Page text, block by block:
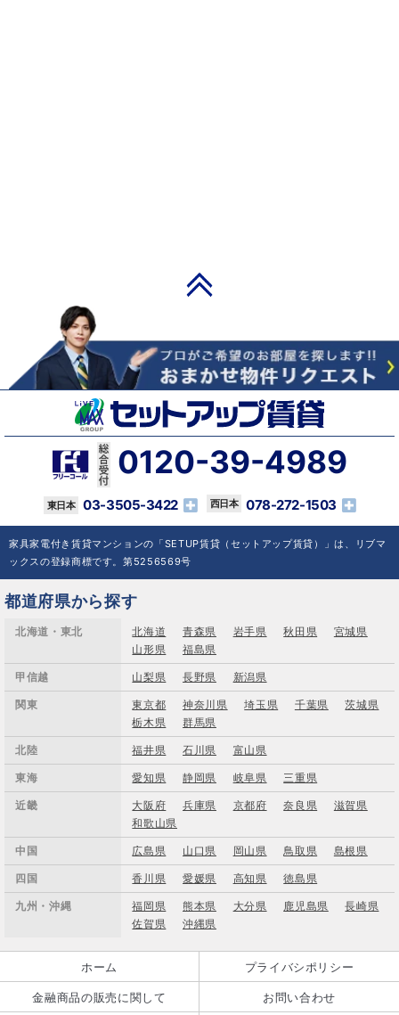
0120-39-4989
03-3505-3422 078-272-1503
家具家電付き賃貸マンションの「SETUP賃貸（セットアップ賃貸）」は、リブマ
ックスの登録商標です。第5256569号
都道府県から探す
北海道・東北 北海道 青森県 岩手県 秋田県
宮城県
山形県
福島県
甲信越 山梨県 長野県 新潟県
関東 東京都 神奈川県 埼玉県 千葉県
茨城県
栃木県
群馬県
北陸 福井県 石川県 富山県
東海 愛知県 静岡県 岐阜県 三重県
近畿 大阪府 兵庫県 京都府 奈良県
滋賀県
和歌山県
中国 広島県 山口県 岡山県 鳥取県 島根県
四国 香川県 愛媛県 高知県 徳島県
九州・沖縄 福岡県 熊本県 大分県 鹿児島県
長崎県
佐賀県
沖縄県
ホーム プライバシポリシー
金融商品の販売に関して お問い合わせ